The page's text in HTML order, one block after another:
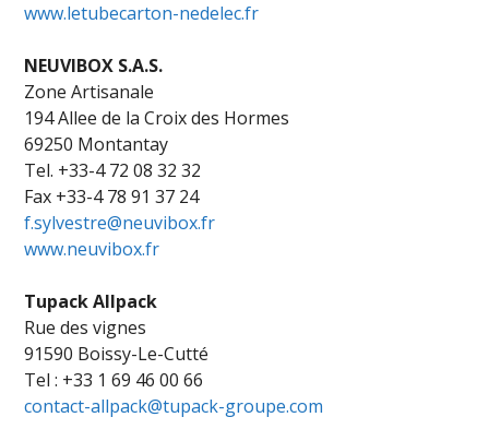
www.letubecarton-nedelec.fr
NEUVIBOX S.A.S.
Zone Artisanale
194 Allee de la Croix des Hormes
69250 Montantay
Tel. +33-4 72 08 32 32
Fax +33-4 78 91 37 24
f.sylvestre@neuvibox.fr
www.neuvibox.fr
Tupack Allpack
Rue des vignes
91590 Boissy-Le-Cutté
Tel : +33 1 69 46 00 66
contact-allpack@tupack-groupe.com